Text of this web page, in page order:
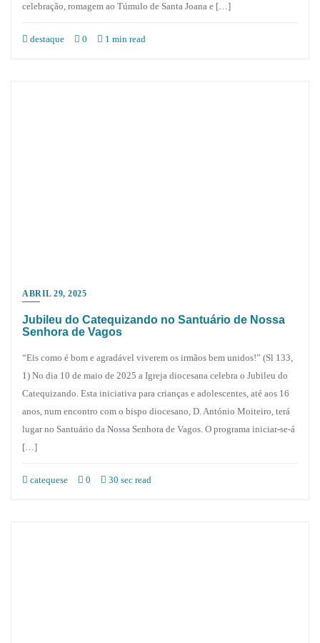
celebração, romagem ao Túmulo de Santa Joana e […]
destaque 0 1 min read
ABRIL 29, 2025
Jubileu do Catequizando no Santuário de Nossa
Senhora de Vagos
“Eis como é bom e agradável viverem os irmãos bem unidos!” (Sl 133,
1) No dia 10 de maio de 2025 a Igreja diocesana celebra o Jubileu do
Catequizando. Esta iniciativa para crianças e adolescentes, até aos 16
anos, num encontro com o bispo diocesano, D. António Moiteiro, terá
lugar no Santuário da Nossa Senhora de Vagos. O programa iniciar-se-á
[…]
catequese 0 30 sec read